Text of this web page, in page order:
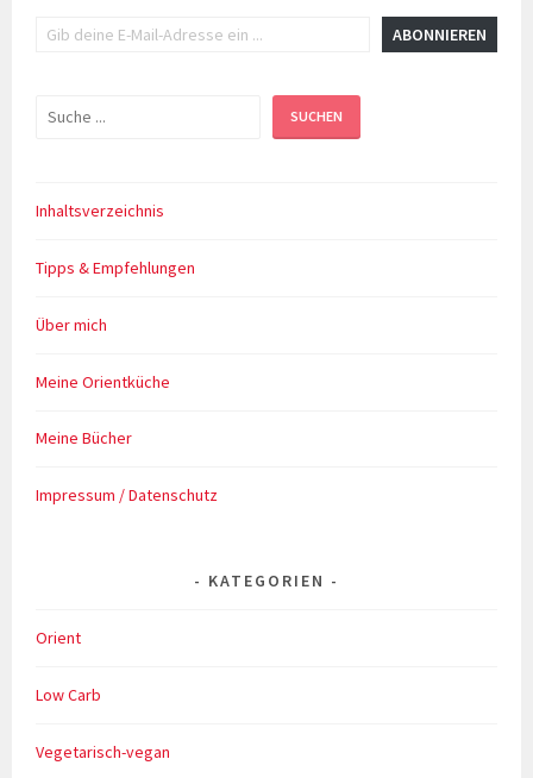
ABONNIEREN
Suchen SUCHEN
Inhaltsverzeichnis
Tipps & Empfehlungen
Über mich
Meine Orientküche
Meine Bücher
Impressum / Datenschutz
KATEGORIEN
Orient
Low Carb
Vegetarisch-vegan